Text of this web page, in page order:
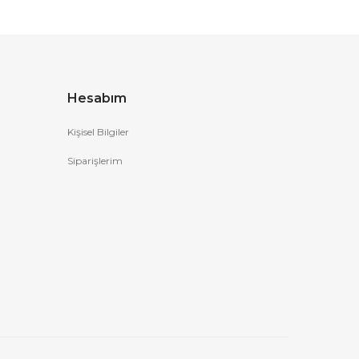
Hesabım
Kişisel Bilgiler
Siparişlerim